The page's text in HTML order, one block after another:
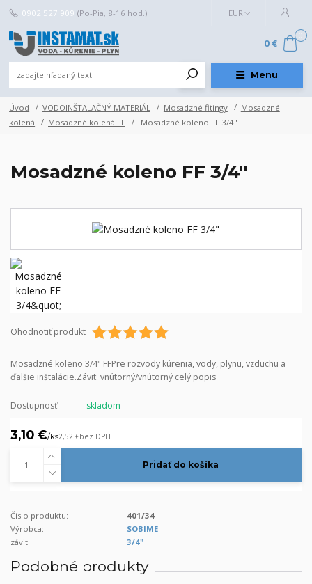
Menu
EUR
0902 527 909 (Po-Pia, 8-16 hod.)
0
0 €
Úvod VODOINŠTALAČNÝ MATERIÁL Mosadzné fitingy
Mosadzné
kolená
Mosadzné kolená FF Mosadzné koleno FF 3/4"
Mosadzné koleno FF 3/4"
Ohodnotiť produkt
Mosadzné koleno 3/4" FFPre rozvody kúrenia, vody, plynu, vzduchu a
ďalšie inštalácie.Závit: vnútorný/vnútorný celý popis
Dostupnosť skladom
3,10 €/ks2,52 €bez DPH
Pridať do košíka
Číslo produktu:
401/34
Výrobca:
SOBIME
závit:
3/4"
Podobné produkty